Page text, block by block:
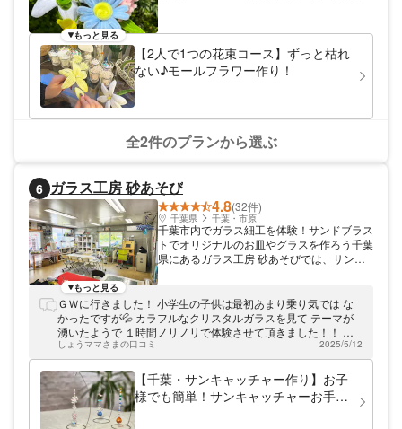
のご予約が可能です。 ここでしか出会えな
い、特別な一束を作ってみませんか？ ※購入
のみはご予約不要。モールフラワーは1輪か
ら購入できます。
もっと見る
【2人で1つの花束コース】ずっと枯れ
ない♪モールフラワー作り！
全2件のプランから選ぶ
6 ガラス工房 砂あそび
4.8(32件)
千葉県 千葉・市原
千葉市内でガラス細工を体験！サンドブラス
トでオリジナルのお皿やグラスを作ろう千葉
県にあるガラス工房 砂あそびでは、サンド
皆様の作品作りをお手伝いしております。サ
ンドブラストとは、専用の機械を使ってガラ
スをすりガラス状に加工する製法のこと。体
験会では、3種類の器のなかからお好きなも
のを選んで、制作をお楽しみください。
もっと見る
ＧＷに行きました！ 小学生の子供は最初あまり乗り気では な
かったですが💦 カラフルなクリスタルガラスを見て テーマが
湧いたようで １時間ノリノリで体験させて頂きました！！ 家
に飾って、見るたびに楽しい思い出が浮かびます！ ありがとう
ございました！！
しょうママさまの口コミ 2025/5/12
【千葉・サンキャッチャー作り】お子
様でも簡単！サンキャッチャーお手軽